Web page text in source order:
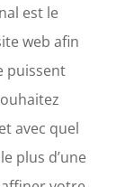
est le
web afin
puissent
avec quel
plus d’une